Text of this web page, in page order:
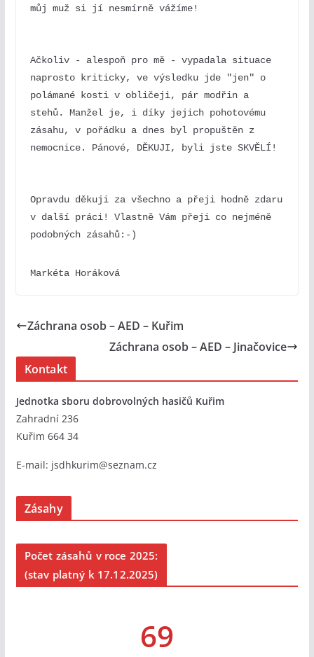
můj muž si jí nesmírně vážíme!
Ačkoliv - alespoň pro mě - vypadala situace
naprosto kriticky, ve výsledku jde "jen" o
polámané kosti v obličeji, pár modřin a
stehů. Manžel je, i díky jejich pohotovému
zásahu, v pořádku a dnes byl propuštěn z
nemocnice. Pánové, DĚKUJI, byli jste SKVĚLÍ!
Opravdu děkuji za všechno a přeji hodně zdaru
v další práci! Vlastně Vám přeji co nejméně
podobných zásahů:-)
Markéta Horáková
Záchrana osob – AED – Kuřim
Záchrana osob – AED – Jinačovice
Kontakt
Jednotka sboru dobrovolných hasičů Kuřim
Zahradní 236
Kuřim 664 34
E-mail: jsdhkurim@seznam.cz
Zásahy
Počet zásahů v roce 2025:
(stav platný k 17.12.2025)
69